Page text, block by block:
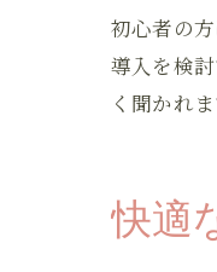
初心者の
導入を検
く聞かれま
快適